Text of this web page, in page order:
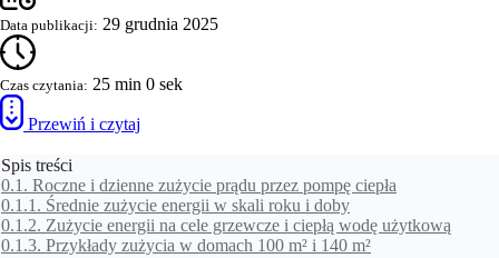
Data publikacji: 29 grudnia 2025
Czas czytania: 25 min 0 sek
Przewiń i czytaj
Spis treści
0.1. Roczne i dzienne zużycie prądu przez pompę ciepła
0.1.1. Średnie zużycie energii w skali roku i doby
0.1.2. Zużycie energii na cele grzewcze i ciepłą wodę użytkową
0.1.3. Przykłady zużycia w domach 100 m² i 140 m²